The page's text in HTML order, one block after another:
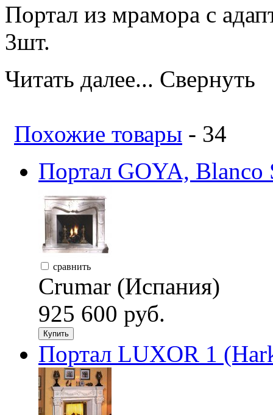
Портал из мрамора с
3шт.
Читать далее... Свернуть
Похожие товары - 34
Портал GOYA, Blanco
сравнить
Crumar (Испания)
925 600 руб.
Купить
Портал LUXOR 1